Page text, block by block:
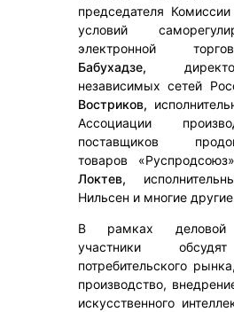
председателя
условий
электронной
Бабухадзе,
независимых сетей
Востриков,
Ассоциации
поставщиков
товаров
Локтев,
Нильсен и многие
В рамках деловой
участники
потребительского
производство,
искусственного